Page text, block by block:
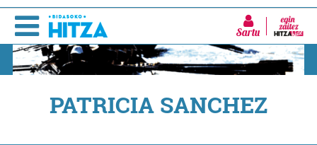
Sartu
PATRICIA SANCHEZ